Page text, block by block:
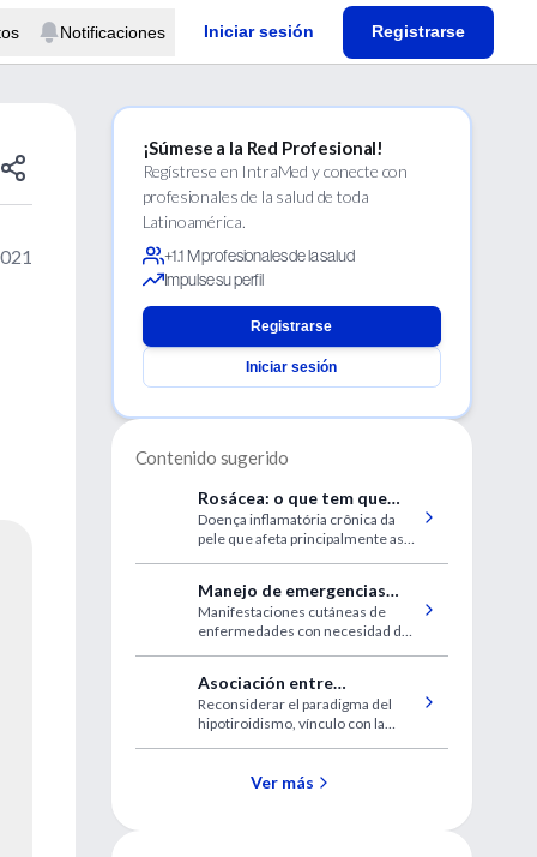
Notificaciones Iniciar sesión Registrarse
¡Súmese a la Red Profesional!
Regístrese en IntraMed y conecte con
profesionales de la salud de toda
Latinoamérica.
+1.1 M profesionales de la salud
Impulse su perfil
Registrarse
Iniciar sesión
Contenido sugerido
Rosácea: o que tem que
saber
Doença inflamatória crônica da
pele que afeta principalmente as
Manejo de emergencias
dermatológicas pediátricas
Manifestaciones cutáneas de
enfermedades con necesidad de
Asociación entre
hipotiroidismo y depresión
clínica
Reconsiderar el paradigma del
hipotiroidismo, vínculo con la
Ver más